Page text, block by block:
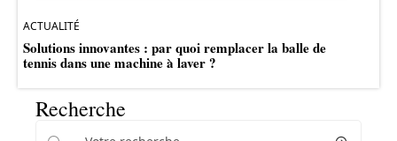
ACTUALITÉ
Solutions innovantes : par quoi remplacer la balle de
tennis dans une machine à laver ?
Recherche